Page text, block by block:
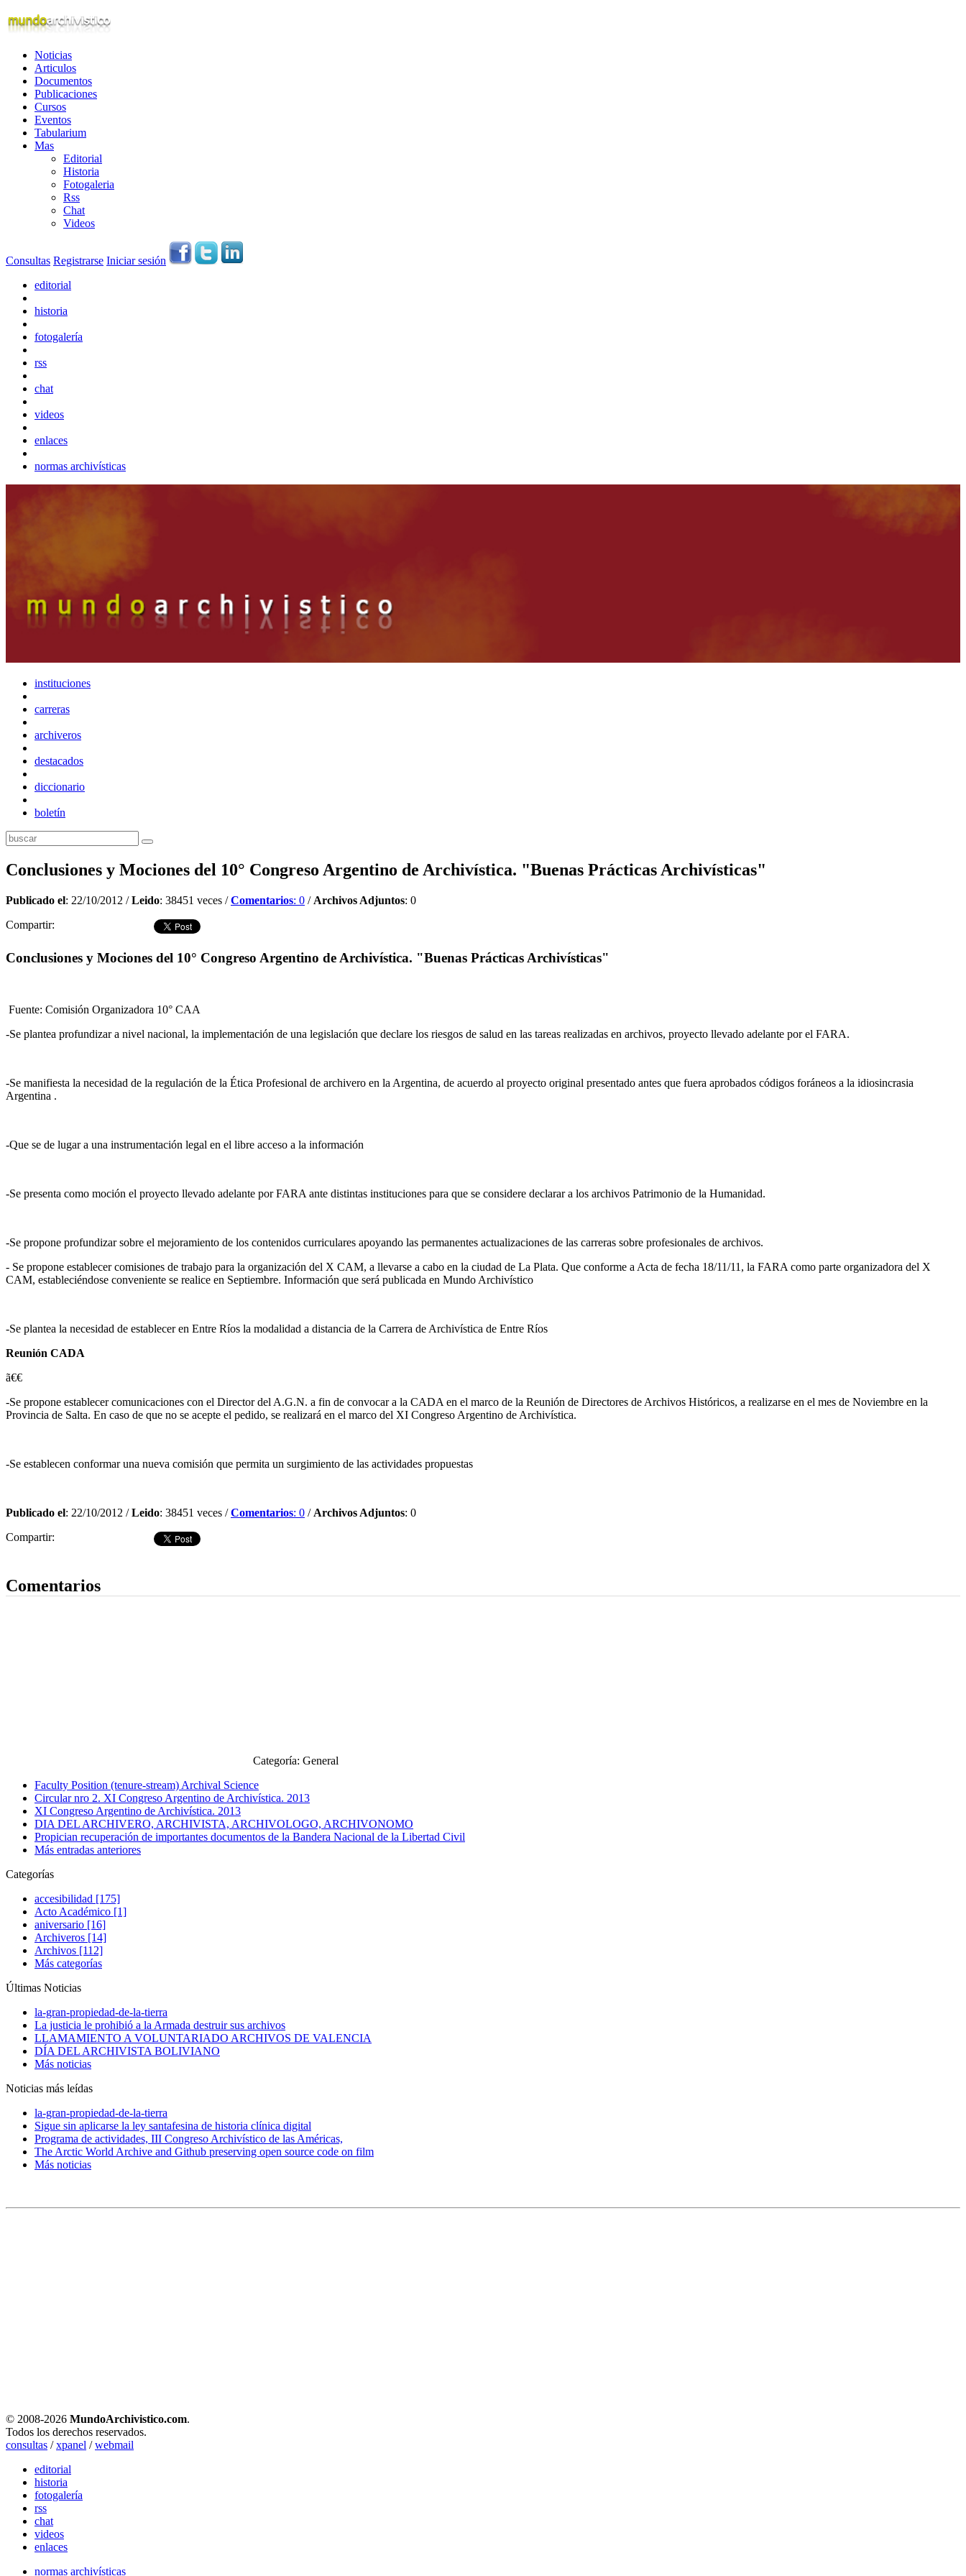
Noticias
Articulos
Documentos
Publicaciones
Cursos
Eventos
Tabularium
Mas
Editorial
Historia
Fotogaleria
Rss
Chat
Videos
Consultas Registrarse Iniciar sesión
editorial
historia
fotogalería
rss
chat
videos
enlaces
normas archivísticas
instituciones
carreras
archiveros
destacados
diccionario
boletín
Conclusiones y Mociones del 10° Congreso Argentino de Archivística. "Buenas Prácticas Archivísticas"
Publicado el: 22/10/2012 /Leido: 38451 veces /Comentarios: 0 / Archivos Adjuntos: 0
Compartir:
Conclusiones y Mociones del 10° Congreso Argentino de Archivística. "Buenas Prácticas Archivísticas"
Fuente: Comisión Organizadora 10° CAA
-Se plantea profundizar a nivel nacional, la implementación de una legislación que declare los riesgos de salud en las tareas realizadas en archivos, proyecto llevado adelante por el FARA.
-Se manifiesta la necesidad de la regulación de la Ética Profesional de archivero en la Argentina, de acuerdo al proyecto original presentado antes que fuera aprobados códigos foráneos a la idiosincrasia
Argentina .
-Que se de lugar a una instrumentación legal en el libre acceso a la información
-Se presenta como moción el proyecto llevado adelante por FARA ante distintas instituciones para que se considere declarar a los archivos Patrimonio de la Humanidad.
-Se propone profundizar sobre el mejoramiento de los contenidos curriculares apoyando las permanentes actualizaciones de las carreras sobre profesionales de archivos.
- Se propone establecer comisiones de trabajo para la organización del X CAM, a llevarse a cabo en la ciudad de La Plata. Que conforme a Acta de fecha 18/11/11, la FARA como parte organizadora del X
CAM, estableciéndose conveniente se realice en Septiembre. Información que será publicada en Mundo Archivístico
-Se plantea la necesidad de establecer en Entre Ríos la modalidad a distancia de la Carrera de Archivística de Entre Ríos
Reunión CADA
ã€€
-Se propone establecer comunicaciones con el Director del A.G.N. a fin de convocar a la CADA en el marco de la Reunión de Directores de Archivos Históricos, a realizarse en el mes de Noviembre en la
Provincia de Salta. En caso de que no se acepte el pedido, se realizará en el marco del XI Congreso Argentino de Archivística.
-Se establecen conformar una nueva comisión que permita un surgimiento de las actividades propuestas
Publicado el: 22/10/2012 /Leido: 38451 veces /Comentarios: 0 / Archivos Adjuntos: 0
Compartir:
Comentarios
Categoría: General
Faculty Position (tenure-stream) Archival Science
Circular nro 2. XI Congreso Argentino de Archivística. 2013
XI Congreso Argentino de Archivística. 2013
DIA DEL ARCHIVERO, ARCHIVISTA, ARCHIVOLOGO, ARCHIVONOMO
Propician recuperación de importantes documentos de la Bandera Nacional de la Libertad Civil
Más entradas anteriores
Categorías
accesibilidad [175]
Acto Académico [1]
aniversario [16]
Archiveros [14]
Archivos [112]
Más categorías
Últimas Noticias
la-gran-propiedad-de-la-tierra
La justicia le prohibió a la Armada destruir sus archivos
LLAMAMIENTO A VOLUNTARIADO ARCHIVOS DE VALENCIA
DÍA DEL ARCHIVISTA BOLIVIANO
Más noticias
Noticias más leídas
la-gran-propiedad-de-la-tierra
Sigue sin aplicarse la ley santafesina de historia clínica digital
Programa de actividades, III Congreso Archivístico de las Américas,
The Arctic World Archive and Github preserving open source code on film
Más noticias
© 2008-2026 MundoArchivistico.com.
Todos los derechos reservados.
consultas /xpanel /webmail
editorial
historia
fotogalería
rss
chat
videos
enlaces
normas archivísticas